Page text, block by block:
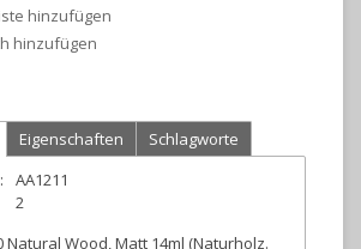
hinzufügen
hinzufügen
Eigenschaften
Schlagworte
AA1211
2
Natural Wood, Matt 14ml (Naturholz.